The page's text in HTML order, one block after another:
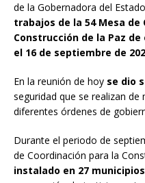
de la Gobernadora del
trabajos de la 54 Mesa de
Construcción de la Paz
el 16 de septiembre de
En la reunión de hoy se dio
seguridad que se realizan
diferentes órdenes de
Durante el periodo de
de Coordinación para la
instalado en 27 municipios